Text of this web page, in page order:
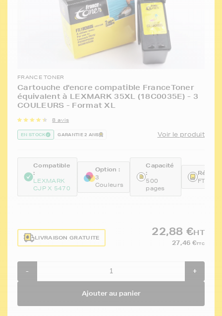
FRANCE TONER
Cartouche d'encre compatible FranceToner
équivalent à LEXMARK 35XL (18C0035E) - 3
COULEURS - Format XL
8 avis
EN STOCK GARANTIE 2 ANS Voir le produit
Compatible
:
LEXMARK
CJP X 5470
Option :
3
Couleurs
Capacité
:
500
pages
LIVRAISON GRATUITE
22,88 €HT
27,46 €TTC
- +
Ajouter au panier